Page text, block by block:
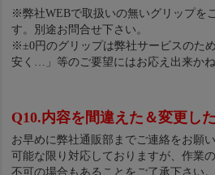
※弊社WEBで取扱いの無いグリップを
す。別途お問合せ下さい。
※±0円のグリップは弊社サービスのた
安く…」等のご要望にはお応え出来かね
Q10.内容を間違えた＆変更し
お早めに弊社通販部までご連絡をお願い
可能な限り対応しておりますが、作業
不可の場合もあることをご了承下さい。